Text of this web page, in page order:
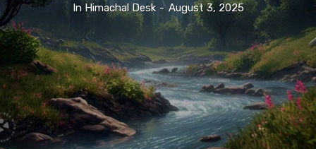
In Himachal Desk - August 3, 2025